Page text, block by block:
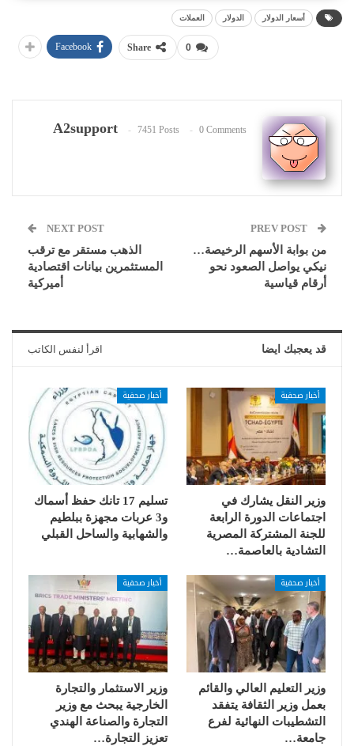
أسعار الدولار الدولار العملات
0
Share
Facebook
A2support 7451 Posts 0 Comments
من بوابة الأسهم الرخيصة…
نيكي يواصل الصعود نحو
أرقام قياسية
NEXT POST
الذهب مستقر مع ترقب
المستثمرين بيانات اقتصادية
أميركية
قد يعجبك ايضا اقرأ لنفس الكاتب
أخبار صحفية
وزير النقل يشارك في
اجتماعات الدورة الرابعة
للجنة المشتركة المصرية
التشادية بالعاصمة…
أخبار صحفية
تسليم 17 تانك حفظ أسماك
و3 عربات مجهزة ببلطيم
والشهابية والساحل القبلي
أخبار صحفية
وزير التعليم العالي والقائم
بعمل وزير الثقافة يتفقد
التشطيبات النهائية لفرع
جامعة…
أخبار صحفية
وزير الاستثمار والتجارة
الخارجية يبحث مع وزير
التجارة والصناعة الهندي
تعزيز التجارة…